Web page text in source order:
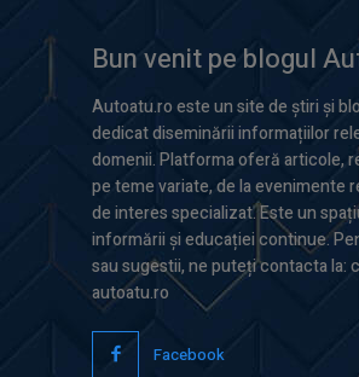
Bun venit pe blogul
Autoatu.ro este un site de știri și
dedicat diseminării informațiilor
domenii. Platforma oferă articole,
pe teme variate, de la evenimente
de interes specializat. Este un
informării și educației continue.
sau sugestii, ne puteți contacta la:
autoatu.ro
Facebook